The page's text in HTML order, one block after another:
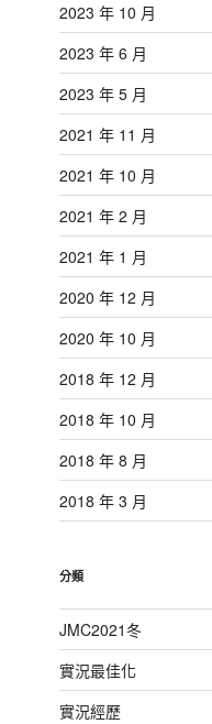
2023 年 10 月
2023 年 6 月
2023 年 5 月
2021 年 11 月
2021 年 10 月
2021 年 2 月
2021 年 1 月
2020 年 12 月
2020 年 10 月
2018 年 12 月
2018 年 10 月
2018 年 8 月
2018 年 3 月
分類
JMC2021冬
實況最佳化
實況經歷